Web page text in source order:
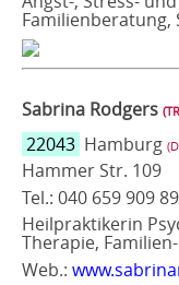
Familienberatung,
Sabrina Rodgers
22043 Hamburg
Hammer Str. 109
Tel.: 040 659 909 89
Heilpraktikerin
Therapie,
Web.: